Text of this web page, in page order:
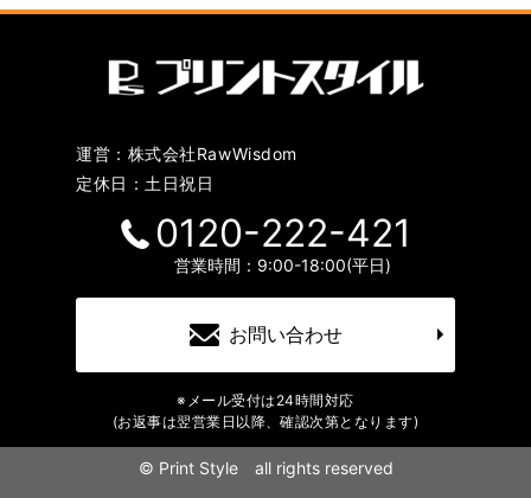
運営：株式会社RawWisdom
定休日：土日祝日
0120-222-421
営業時間：9:00-18:00(平日)
お問い合わせ
※メール受付は24時間対応
(お返事は翌営業日以降、確認次第となります)
© Print Style all rights reserved